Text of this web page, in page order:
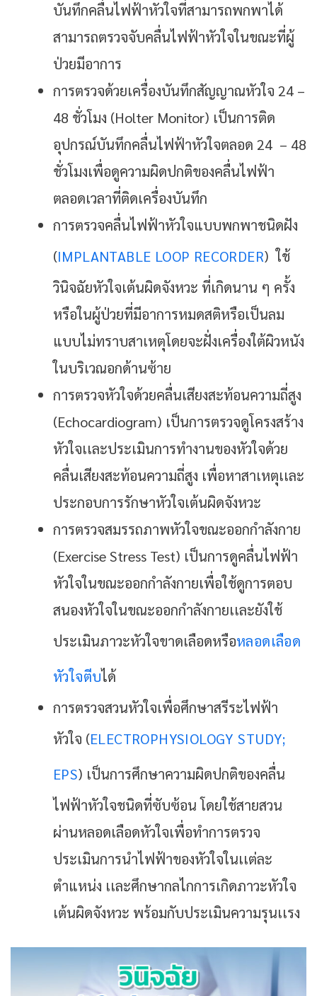
บันทึกคลื่นไฟฟ้าหัวใจที่สามารถพกพาได้
สามารถตรวจจับคลื่นไฟฟ้าหัวใจในขณะที่ผู้
ป่วยมีอาการ
การตรวจด้วยเครื่องบันทึกสัญญาณหัวใจ 24 –
48 ชั่วโมง (holter Monitor) เป็นการติด
อุปกรณ์บันทึกคลื่นไฟฟ้าหัวใจตลอด 24 – 48
ชั่วโมงเพื่อดูความผิดปกติของคลื่นไฟฟ้า
ตลอดเวลาที่ติดเครื่องบันทึก
การตรวจคลื่นไฟฟ้าหัวใจแบบพกพาชนิดฝัง
(IMPLANTABLE LOOP RECORDER) ใช้
วินิจฉัยหัวใจเต้นผิดจังหวะ ที่เกิดนาน ๆ ครั้ง
หรือในผู้ป่วยที่มีอาการหมดสติหรือเป็นลม
แบบไม่ทราบสาเหตุโดยจะฝั่งเครื่องใต้ผิวหนัง
ในบริเวณอกด้านซ้าย
การตรวจหัวใจด้วยคลื่นเสียงสะท้อนความถี่สูง
(echocardiogram) เป็นการตรวจดูโครงสร้าง
หัวใจเเละประเมินการทำงานของหัวใจด้วย
คลื่นเสียงสะท้อนความถี่สูง เพื่อหาสาเหตุเเละ
ประกอบการรักษาหัวใจเต้นผิดจังหวะ
การตรวจสมรรถภาพหัวใจขณะออกกำลังกาย
(exercise Stress Test) เป็นการดูคลื่นไฟฟ้า
หัวใจในขณะออกกำลังกายเพื่อใช้ดูการตอบ
สนองหัวใจในขณะออกกำลังกายเเละยังใช้
ประเมินภาวะหัวใจขาดเลือดหรือหลอดเลือด
หัวใจตีบได้
การตรวจสวนหัวใจเพื่อศึกษาสรีระไฟฟ้า
หัวใจ (ELECTROPHYSIOLOGY STUDY;
EPS) เป็นการศึกษาความผิดปกติของคลื่น
ไฟฟ้าหัวใจชนิดที่ซับซ้อน โดยใช้สายสวน
ผ่านหลอดเลือดหัวใจเพื่อทำการตรวจ
ประเมินการนำไฟฟ้าของหัวใจในเเต่ละ
ตำแหน่ง เเละศึกษากลไกการเกิดภาวะหัวใจ
เต้นผิดจังหวะ พร้อมกับประเมินความรุนเเรง